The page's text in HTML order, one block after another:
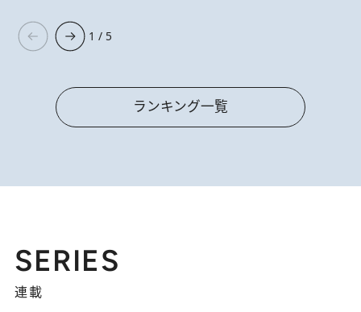
1 / 5
ランキング一覧
SERIES
連載